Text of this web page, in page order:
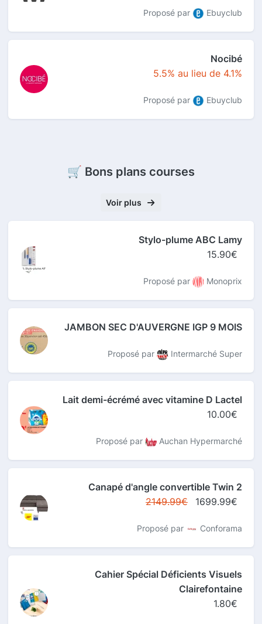
Proposé par Ebuyclub
Nocibé
5.5% au lieu de 4.1%
Proposé par Ebuyclub
🛒 Bons plans courses
Voir plus
Stylo-plume ABC Lamy
15.90€
Proposé par Monoprix
JAMBON SEC D'AUVERGNE IGP 9 MOIS
Proposé par Intermarché Super
Lait demi-écrémé avec vitamine D Lactel
10.00€
Proposé par Auchan Hypermarché
Canapé d'angle convertible Twin 2
2149.99€
1699.99€
Proposé par Conforama
Cahier Spécial Déficients Visuels
Clairefontaine
1.80€